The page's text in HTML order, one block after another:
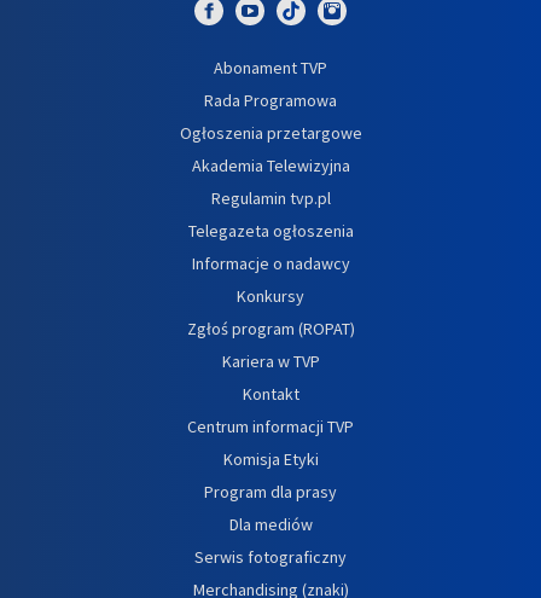
Abonament TVP
Rada Programowa
Ogłoszenia przetargowe
Akademia Telewizyjna
Regulamin tvp.pl
Telegazeta ogłoszenia
Informacje o nadawcy
Konkursy
Zgłoś program (ROPAT)
Kariera w TVP
Kontakt
Centrum informacji TVP
Komisja Etyki
Program dla prasy
Dla mediów
Serwis fotograficzny
Merchandising (znaki)